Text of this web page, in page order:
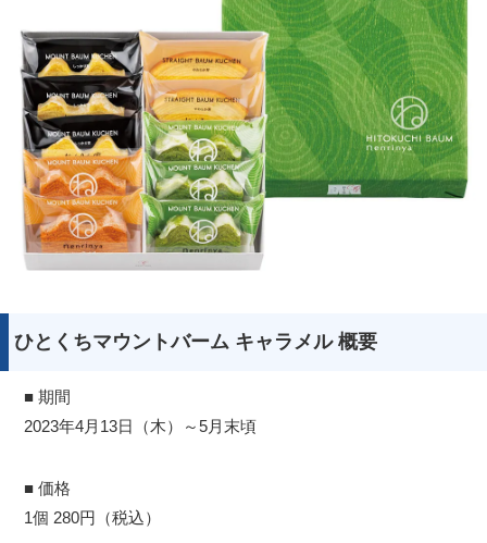
ひとくちマウントバーム キャラメル 概要
■ 期間
2023年4月13日（木）～5月末頃
■ 価格
1個 280円（税込）